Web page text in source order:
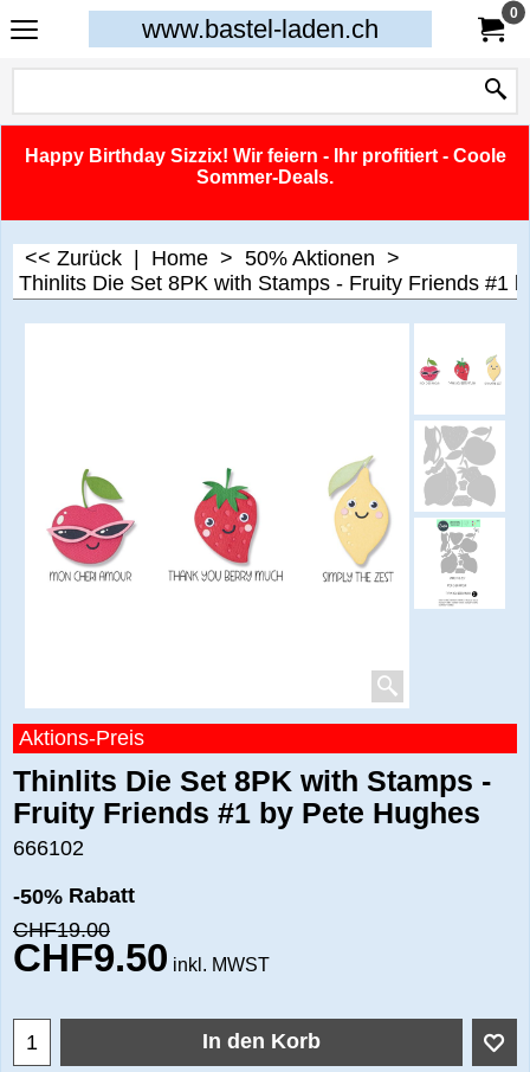
www.bastel-laden.ch
0
Happy Birthday Sizzix! Wir feiern - Ihr profitiert - Coole
Sommer-Deals.
<< Zurück Home > 50% Aktionen >
Thinlits Die Set 8PK with Stamps - Fruity Friends #1
Aktions-Preis
Thinlits Die Set 8PK with Stamps -
Fruity Friends #1 by Pete Hughes
666102
-50% Rabatt
CHF19.00
CHF9.50 inkl. MWST
In den Korb